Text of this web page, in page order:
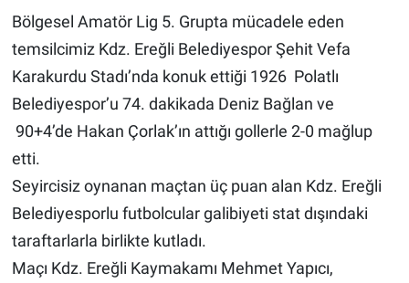
Bölgesel Amatör Lig 5. Grupta mücadele eden
temsilcimiz Kdz. Ereğli Belediyespor Şehit Vefa
Karakurdu Stadı’nda konuk ettiği 1926 Polatlı
Belediyespor’u 74. dakikada Deniz Bağlan ve
90+4’de Hakan Çorlak’ın attığı gollerle 2-0 mağlup
etti.
Seyircisiz oynanan maçtan üç puan alan Kdz. Ereğli
Belediyesporlu futbolcular galibiyeti stat dışındaki
taraftarlarla birlikte kutladı.
Maçı Kdz. Ereğli Kaymakamı Mehmet Yapıcı,